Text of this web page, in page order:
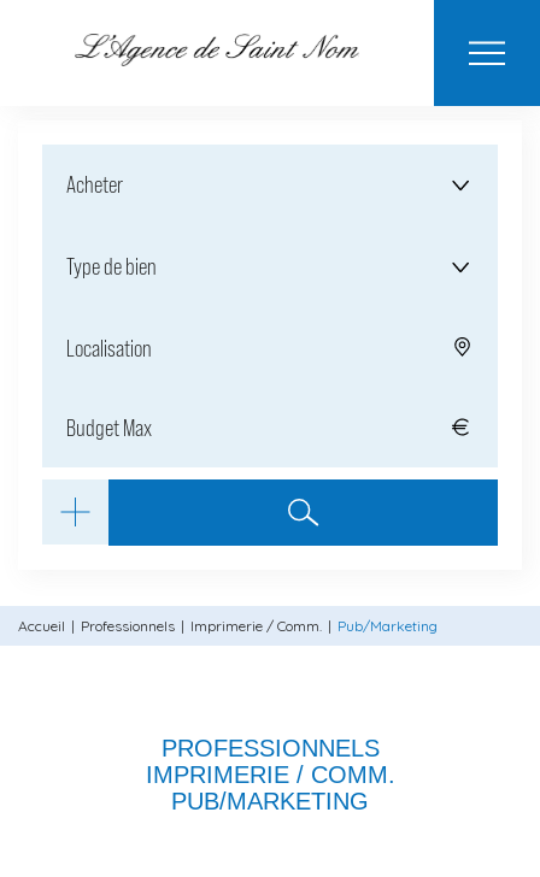
LOUER
BIENS
NOTRE
ESTIMER MON
Acheter
Type de bien
Localisation
Accueil Professionnels Imprimerie / Comm. Pub/Marketing
PROFESSIONNELS
IMPRIMERIE / COMM.
PUB/MARKETING